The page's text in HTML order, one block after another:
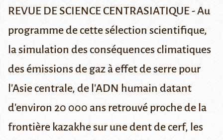
REVUE DE SCIENCE CENTRASIATIQUE - Au
programme de cette sélection scientifique,
la simulation des conséquences climatiques
des émissions de gaz à effet de serre pour
l'Asie centrale, de l'ADN humain datant
d'environ 20 000 ans retrouvé proche de la
frontière kazakhe sur une dent de cerf, les